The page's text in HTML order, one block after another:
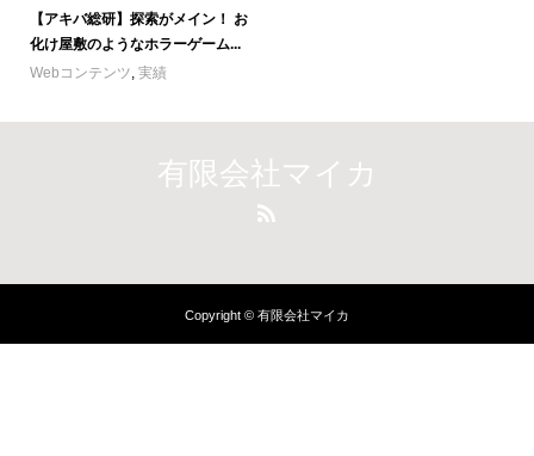
【アキバ総研】探索がメイン！ お
化け屋敷のようなホラーゲーム...
Webコンテンツ, 実績
有限会社マイカ
Copyright © 有限会社マイカ